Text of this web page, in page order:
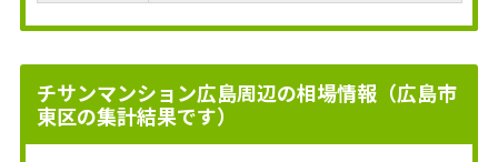
チサンマンション広島周辺の相場情報（広島市
東区の集計結果です）